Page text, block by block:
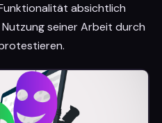
absichtlich
seiner Arbeit durch